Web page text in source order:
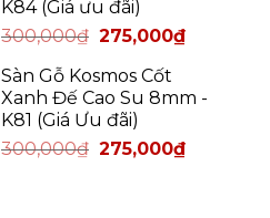
K84 (Giá ưu đãi)
300,000₫ 275,000₫
Sàn Gỗ Kosmos Cốt
Xanh Đế Cao Su 8mm -
K81 (Giá Ưu đãi)
300,000₫ 275,000₫